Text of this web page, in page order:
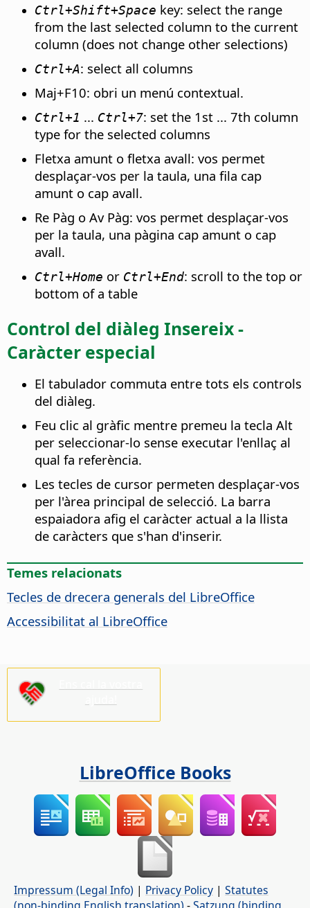
Ctrl+Shift+Space key: select the range
from the last selected column to the current
column (does not change other selections)
Ctrl+A: select all columns
Maj+F10: obri un menú contextual.
Ctrl+1 ... Ctrl+7: set the 1st ... 7th column
type for the selected columns
Fletxa amunt o fletxa avall: vos permet
desplaçar-vos per la taula, una fila cap
amunt o cap avall.
Re Pàg o Av Pàg: vos permet desplaçar-vos
per la taula, una pàgina cap amunt o cap
avall.
Ctrl+Home or Ctrl+End: scroll to the top or
bottom of a table
Control del diàleg Insereix -
Caràcter especial
El tabulador commuta entre tots els controls
del diàleg.
Feu clic al gràfic mentre premeu la tecla Alt
per seleccionar-lo sense executar l'enllaç al
qual fa referència.
Les tecles de cursor permeten desplaçar-vos
per l'àrea principal de selecció. La barra
espaiadora afig el caràcter actual a la llista
de caràcters que s'han d'inserir.
Temes relacionats
Tecles de drecera generals del LibreOffice
Accessibilitat al LibreOffice
LibreOffice Books
Impressum (Legal Info) | Privacy Policy | Statutes